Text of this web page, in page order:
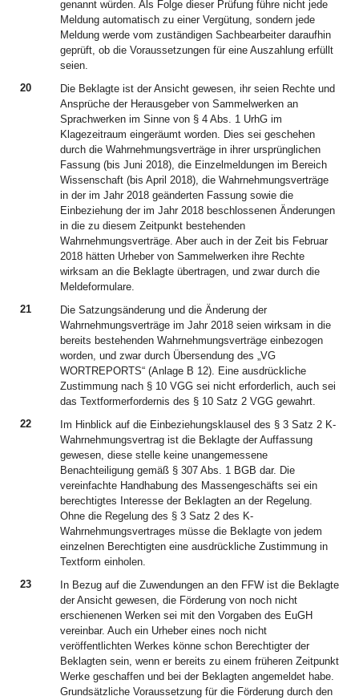
genannt würden. Als Folge dieser Prüfung führe nicht jede
Meldung automatisch zu einer Vergütung, sondern jede
Meldung werde vom zuständigen Sachbearbeiter daraufhin
geprüft, ob die Voraussetzungen für eine Auszahlung erfüllt
seien.
20
Die Beklagte ist der Ansicht gewesen, ihr seien Rechte und
Ansprüche der Herausgeber von Sammelwerken an
Sprachwerken im Sinne von § 4 Abs. 1 UrhG im
Klagezeitraum eingeräumt worden. Dies sei geschehen
durch die Wahrnehmungsverträge in ihrer ursprünglichen
Fassung (bis Juni 2018), die Einzelmeldungen im Bereich
Wissenschaft (bis April 2018), die Wahrnehmungsverträge
in der im Jahr 2018 geänderten Fassung sowie die
Einbeziehung der im Jahr 2018 beschlossenen Änderungen
in die zu diesem Zeitpunkt bestehenden
Wahrnehmungsverträge. Aber auch in der Zeit bis Februar
2018 hätten Urheber von Sammelwerken ihre Rechte
wirksam an die Beklagte übertragen, und zwar durch die
Meldeformulare.
21
Die Satzungsänderung und die Änderung der
Wahrnehmungsverträge im Jahr 2018 seien wirksam in die
bereits bestehenden Wahrnehmungsverträge einbezogen
worden, und zwar durch Übersendung des „VG
WORTREPORTS“ (Anlage B 12). Eine ausdrückliche
Zustimmung nach § 10 VGG sei nicht erforderlich, auch sei
das Textformerfordernis des § 10 Satz 2 VGG gewahrt.
22
Im Hinblick auf die Einbeziehungsklausel des § 3 Satz 2 K-
Wahrnehmungsvertrag ist die Beklagte der Auffassung
gewesen, diese stelle keine unangemessene
Benachteiligung gemäß § 307 Abs. 1 BGB dar. Die
vereinfachte Handhabung des Massengeschäfts sei ein
berechtigtes Interesse der Beklagten an der Regelung.
Ohne die Regelung des § 3 Satz 2 des K-
Wahrnehmungsvertrages müsse die Beklagte von jedem
einzelnen Berechtigten eine ausdrückliche Zustimmung in
Textform einholen.
23
In Bezug auf die Zuwendungen an den FFW ist die Beklagte
der Ansicht gewesen, die Förderung von noch nicht
erschienenen Werken sei mit den Vorgaben des EuGH
vereinbar. Auch ein Urheber eines noch nicht
veröffentlichten Werkes könne schon Berechtigter der
Beklagten sein, wenn er bereits zu einem früheren Zeitpunkt
Werke geschaffen und bei der Beklagten angemeldet habe.
Grundsätzliche Voraussetzung für die Förderung durch den